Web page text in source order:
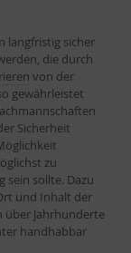
langfristig sicher
die durch
von der
gewährleistet
Sicherheit
zu
sein sollte. Dazu
und Inhalt der
über Jahrhunderte
handhabbar